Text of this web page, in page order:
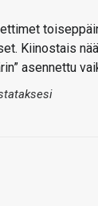
Kiinostais
asennettu